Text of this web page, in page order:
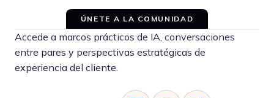
ÚNETE A LA COMUNIDAD
Accede a marcos prácticos de IA, conversaciones
entre pares y perspectivas estratégicas de
experiencia del cliente.